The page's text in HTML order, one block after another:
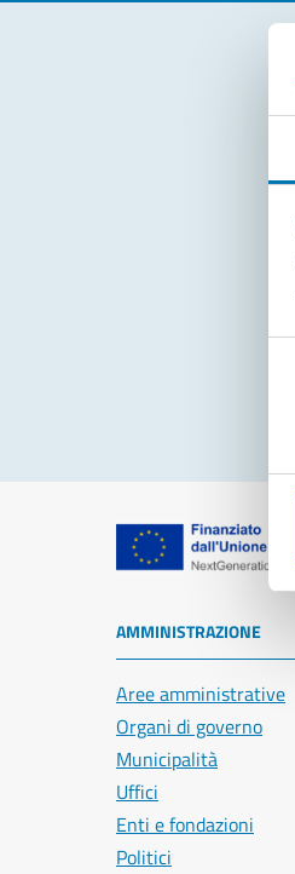
AMMINISTRAZIONE
Aree amministrative
Organi di governo
Municipalità
Uffici
Enti e fondazioni
Politici